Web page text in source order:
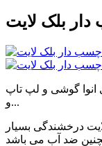
بلک لایت
گوشی و لپ تاپ
و...
درخشندگی بسیار